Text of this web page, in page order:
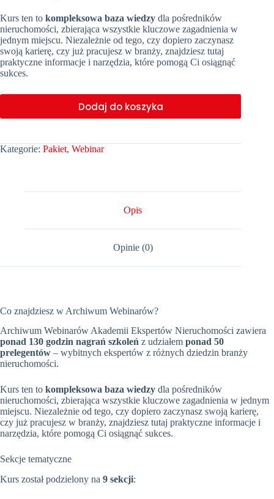
Kurs ten to kompleksowa baza wiedzy dla pośredników
nieruchomości, zbierająca wszystkie kluczowe zagadnienia w
jednym miejscu. Niezależnie od tego, czy dopiero zaczynasz
swoją karierę, czy już pracujesz w branży, znajdziesz tutaj
praktyczne informacje i narzędzia, które pomogą Ci osiągnąć
sukces.
Dodaj do koszyka
Kategorie: Pakiet, Webinar
Opis
Opinie (0)
Co znajdziesz w Archiwum Webinarów?
Archiwum Webinarów Akademii Ekspertów Nieruchomości zawiera
ponad 130 godzin nagrań szkoleń z udziałem ponad 50
prelegentów – wybitnych ekspertów z różnych dziedzin branży
nieruchomości.
Kurs ten to kompleksowa baza wiedzy dla pośredników
nieruchomości, zbierająca wszystkie kluczowe zagadnienia w jednym
miejscu. Niezależnie od tego, czy dopiero zaczynasz swoją karierę,
czy już pracujesz w branży, znajdziesz tutaj praktyczne informacje i
narzędzia, które pomogą Ci osiągnąć sukces.
Sekcje tematyczne
Kurs został podzielony na 9 sekcji: